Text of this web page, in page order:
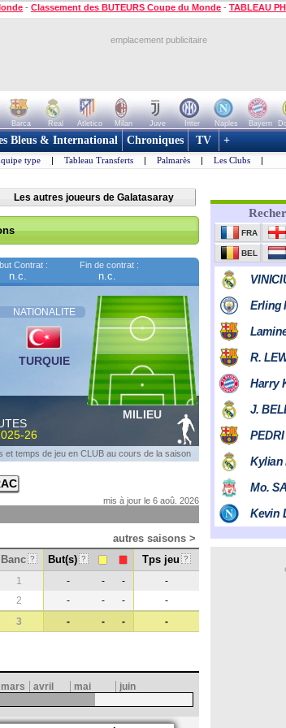
- Classement des BUTEURS Coupe du Monde - TABLEAU
emplacement publicitaire
Barca Real Atletico Milan Juve Inter Naples Bayern
Bleus & International Chroniques TV +
type | Tableau Transferts | Palmarès | Les Clubs |
Les autres joueurs de Galatasaray
Contrat :
n.c.
Fin de contrat :
n.c.
NATIONALITE
TURQUIE
26
MILIEU
et temps de jeu en CLUB au cours de la saison
mis à jour le 6 aoû. 2026
autres saisons >
Banc ? But(s) ? Tps jeu ?
1 - - -
-
2 - - -
-
3 - - - -
mars avril mai juin